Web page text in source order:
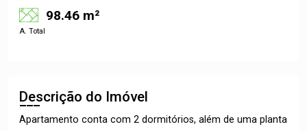
98.46 m²
A. Total
Descrição do Imóvel
Apartamento conta com 2 dormitórios, além de uma planta